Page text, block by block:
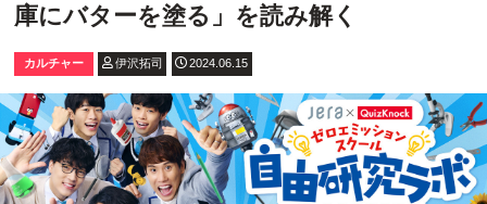
庫にバターを塗る」を読み解く
カルチャー 伊沢拓司 2024.06.15